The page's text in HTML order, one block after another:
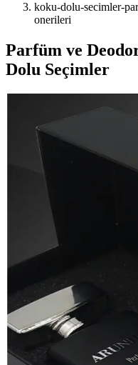
koku-dolu-secimler-
onerileri
Parfüm ve
Dolu Seçimler